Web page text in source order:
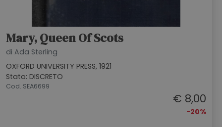
Mary, Queen Of Scots
di Ada Sterling
OXFORD UNIVERSITY PRESS, 1921
Stato: DISCRETO
Cod. SEA6699
€ 8,00
-20%